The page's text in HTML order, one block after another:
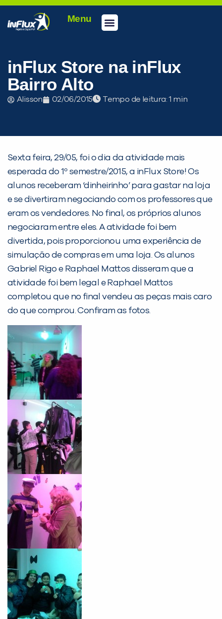
Menu
inFlux Store na inFlux
Bairro Alto
Alisson 02/06/2015 Tempo de leitura:
Sexta feira, 29/05, foi o dia da atividade mais
esperada do 1º semestre/2015, a inFlux Store! Os
alunos receberam ‘dinheirinho’ para gastar na loja
e se divertiram negociando com os professores que
eram os vendedores. No final, os próprios alunos
negociaram entre eles. A atividade foi bem
divertida, pois proporcionou uma experiência de
simulação de compras em uma loja. Os alunos
Gabriel Rigo e Raphael Mattos disseram que a
atividade foi bem legal e Raphael Mattos
completou que no final vendeu as peças mais caro
do que comprou. Confiram as fotos.
PEÇA UMA DEMONSTRAÇÃO DE MÉTODO
Desculpe!
Não encontramos nenhuma unidade
inFlux nesta cidade ou bairro que
você digitou.
Preencha com seus dados abaixo e
já vamos te colocar em contato
Você é aluno inFlux?
Sim